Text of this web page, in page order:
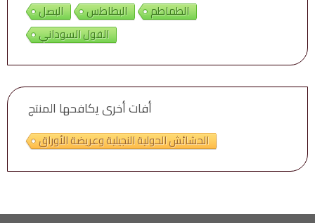
البصل البطاطس
الطماطم
الفول السوداني
أفات أخرى يكافحها المنتج
الحشائش الحولية النجيلية وعريضة الأوراق